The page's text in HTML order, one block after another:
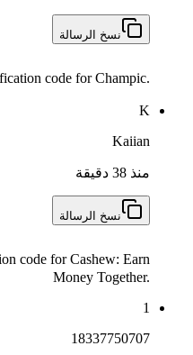
نسخ الرسالة
code for Champic.
K
Kaiian
منذ 38 دقيقة
نسخ الرسالة
code for Cashew: Earn
Money Together.
1
18337750707